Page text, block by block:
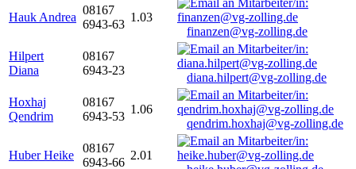
Hauk Andrea
08167
6943-63
1.03
finanzen@vg-zolling.de
Hilpert
Diana
08167
6943-23
diana.hilpert@vg-zolling.de
Hoxhaj
Qendrim
08167
6943-53
1.06
qendrim.hoxhaj@vg-zolling.de
Huber Heike
08167
6943-66
2.01